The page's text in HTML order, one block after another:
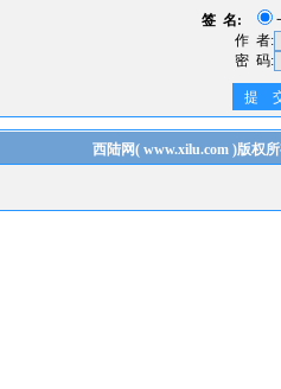
签 名:
作 者:
密 码:
提
西陆网( www.xilu.com)版权